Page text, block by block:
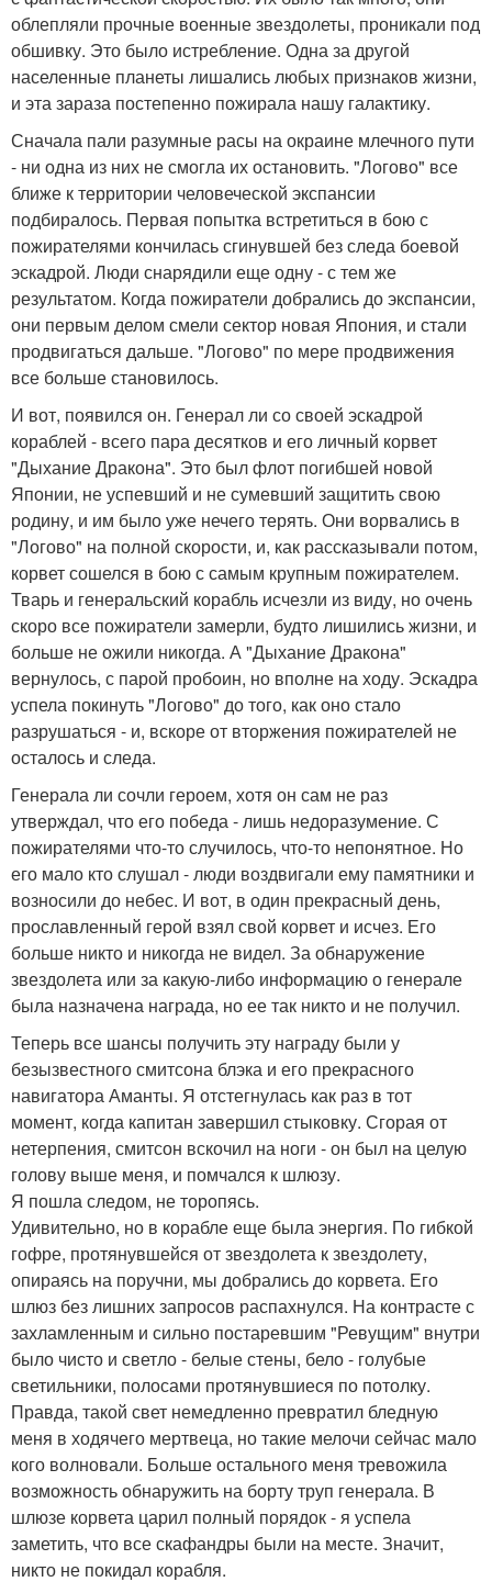
облепляли прочные военные звездолеты, проникали под
обшивку. Это было истребление. Одна за другой
населенные планеты лишались любых признаков жизни,
и эта зараза постепенно пожирала нашу галактику.
Сначала пали разумные расы на окраине млечного пути
- ни одна из них не смогла их остановить. "Логово" все
ближе к территории человеческой экспансии
подбиралось. Первая попытка встретиться в бою с
пожирателями кончилась сгинувшей без следа боевой
эскадрой. Люди снарядили еще одну - с тем же
результатом. Когда пожиратели добрались до экспансии,
они первым делом смели сектор новая Япония, и стали
продвигаться дальше. "Логово" по мере продвижения
все больше становилось.
И вот, появился он. Генерал ли со своей эскадрой
кораблей - всего пара десятков и его личный корвет
"Дыхание Дракона". Это был флот погибшей новой
Японии, не успевший и не сумевший защитить свою
родину, и им было уже нечего терять. Они ворвались в
"Логово" на полной скорости, и, как рассказывали потом,
корвет сошелся в бою с самым крупным пожирателем.
Тварь и генеральский корабль исчезли из виду, но очень
скоро все пожиратели замерли, будто лишились жизни, и
больше не ожили никогда. А "Дыхание Дракона"
вернулось, с парой пробоин, но вполне на ходу. Эскадра
успела покинуть "Логово" до того, как оно стало
разрушаться - и, вскоре от вторжения пожирателей не
осталось и следа.
Генерала ли сочли героем, хотя он сам не раз
утверждал, что его победа - лишь недоразумение. С
пожирателями что-то случилось, что-то непонятное. Но
его мало кто слушал - люди воздвигали ему памятники и
возносили до небес. И вот, в один прекрасный день,
прославленный герой взял свой корвет и исчез. Его
больше никто и никогда не видел. За обнаружение
звездолета или за какую-либо информацию о генерале
была назначена награда, но ее так никто и не получил.
Теперь все шансы получить эту награду были у
безызвестного смитсона блэка и его прекрасного
навигатора Аманты. Я отстегнулась как раз в тот
момент, когда капитан завершил стыковку. Сгорая от
нетерпения, смитсон вскочил на ноги - он был на целую
голову выше меня, и помчался к шлюзу.
Я пошла следом, не торопясь.
Удивительно, но в корабле еще была энергия. По гибкой
гофре, протянувшейся от звездолета к звездолету,
опираясь на поручни, мы добрались до корвета. Его
шлюз без лишних запросов распахнулся. На контрасте с
захламленным и сильно постаревшим "Ревущим" внутри
было чисто и светло - белые стены, бело - голубые
светильники, полосами протянувшиеся по потолку.
Правда, такой свет немедленно превратил бледную
меня в ходячего мертвеца, но такие мелочи сейчас мало
кого волновали. Больше остального меня тревожила
возможность обнаружить на борту труп генерала. В
шлюзе корвета царил полный порядок - я успела
заметить, что все скафандры были на месте. Значит,
никто не покидал корабля.